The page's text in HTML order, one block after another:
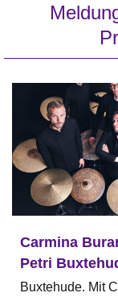
Carmina
Petri
Buxtehude. Mit